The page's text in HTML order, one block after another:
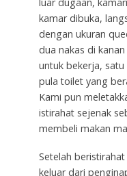
luar dugaan,
kamar dibuka,
dengan ukuran
dua nakas di
untuk bekerja,
pula toilet yang
Kami pun
istirahat sejenak
membeli makan
Setelah
keluar dari